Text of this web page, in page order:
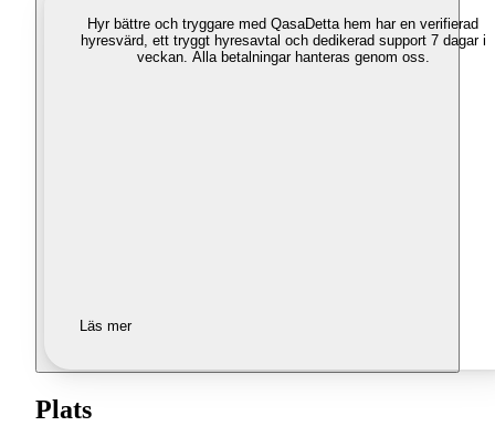
Hyr bättre och tryggare med QasaDetta hem har en verifierad
hyresvärd, ett tryggt hyresavtal och dedikerad support 7 dagar i
veckan. Alla betalningar hanteras genom oss.
Läs mer
Plats